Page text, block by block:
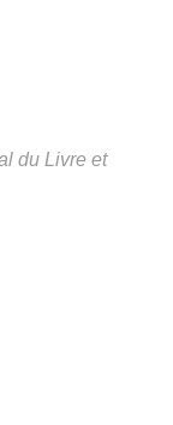
enfant
du Livre et